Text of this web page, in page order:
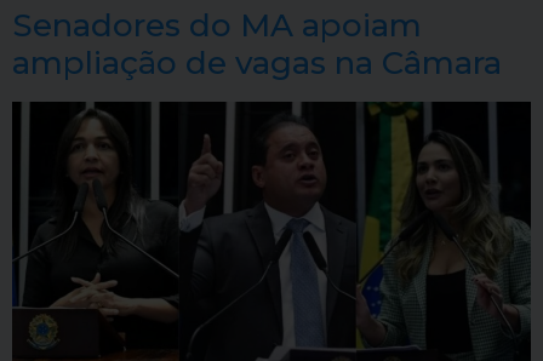
Senadores do MA apoiam
ampliação de vagas na Câmara